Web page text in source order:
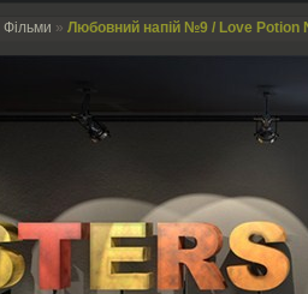
Фільми » Любовний напій №9 / Love Potion